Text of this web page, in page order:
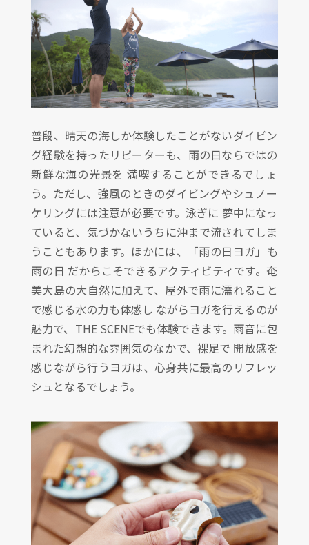
普段、晴天の海しか体験したことがないダイビン
グ経験を持ったリピーターも、雨の日ならではの
新鮮な海の光景を 満喫することができるでしょ
う。ただし、強風のときのダイビングやシュノー
ケリングには注意が必要です。泳ぎに 夢中になっ
ていると、気づかないうちに沖まで流されてしま
うこともあります。ほかには、「雨の日ヨガ」も
雨の日 だからこそできるアクティビティです。奄
美大島の大自然に加えて、屋外で雨に濡れること
で感じる水の力も体感し ながらヨガを行えるのが
魅力で、THE SCENEでも体験できます。雨音に包
まれた幻想的な雰囲気のなかで、裸足で 開放感を
感じながら行うヨガは、心身共に最高のリフレッ
シュとなるでしょう。